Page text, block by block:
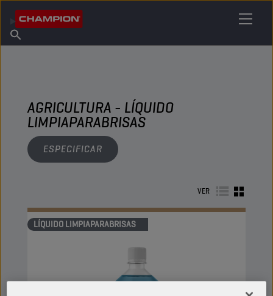
Acerca de champion
Encuentra un punto de venta
AGRICULTURA - LÍQUIDO
LIMPIAPARABRISAS
ESPECIFICAR
VER
LÍQUIDO LIMPIAPARABRISAS